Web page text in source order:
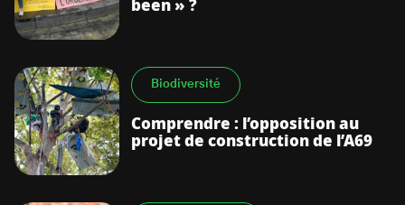
been » ?
Biodiversité
Comprendre : l’opposition au
projet de construction de l’A69